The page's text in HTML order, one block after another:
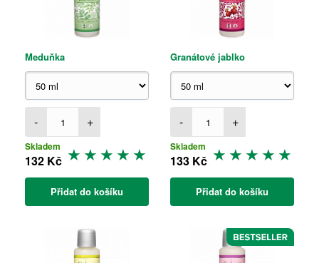
Meduňka
- +
Skladem
132 Kč
Přidat do košíku
Granátové jablko
- +
Skladem
133 Kč
Přidat do košíku